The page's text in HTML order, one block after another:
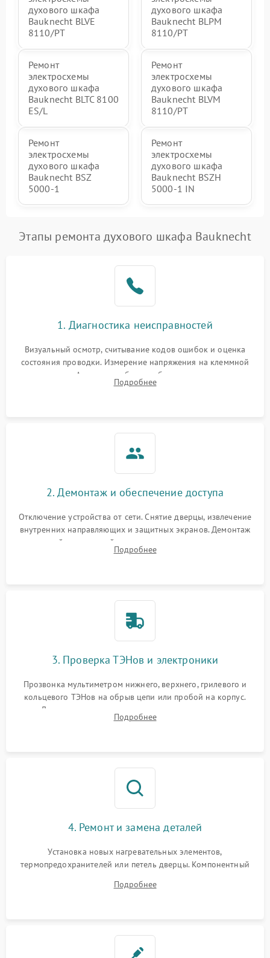
духового шкафа
Bauknecht BLVE
8110/PT
духового шкафа
Bauknecht BLPM
8110/PT
Ремонт
электросхемы
духового шкафа
Bauknecht BLTC 8100
ES/L
Ремонт
электросхемы
духового шкафа
Bauknecht BLVM
8110/PT
Ремонт
электросхемы
духового шкафа
Bauknecht BSZ
5000-1
Ремонт
электросхемы
духового шкафа
Bauknecht BSZH
5000-1 IN
Этапы ремонта духового шкафа Bauknecht
1. Диагностика неисправностей
Визуальный осмотр, считывание кодов ошибок и оценка
состояния проводки. Измерение напряжения на клеммной
колодке. Анализ жалоб на проблемы с нагревом,
конвекцией, панелью управления или блокировкой дверцы.
Подробнее
2. Демонтаж и обеспечение доступа
Отключение устройства от сети. Снятие дверцы, извлечение
внутренних направляющих и защитных экранов. Демонтаж
задней или верхней панели для прямого доступа к
нагревательным элементам, плате и вентиляторам.
Подробнее
3. Проверка ТЭНов и электроники
Прозвонка мультиметром нижнего, верхнего, грилевого и
кольцевого ТЭНов на обрыв цепи или пробой на корпус.
Диагностика термостата, датчиков температуры,
переключателя режимов и мотора конвекции.
Подробнее
4. Ремонт и замена деталей
Установка новых нагревательных элементов,
термопредохранителей или петель дверцы. Компонентный
выгоревших реле, восстановление контактов и замена
Подробнее